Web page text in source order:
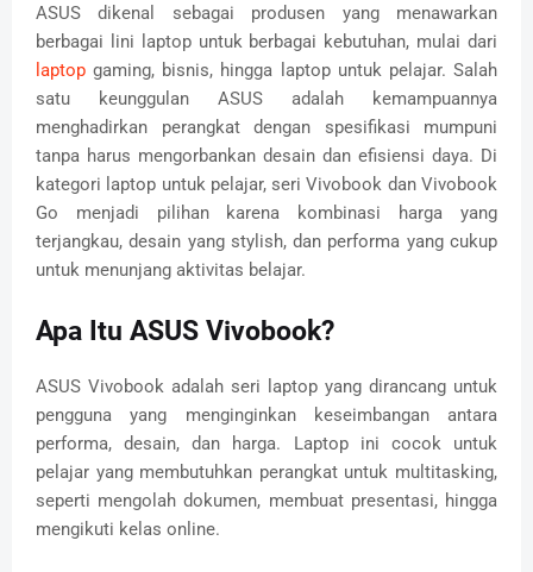
ASUS dikenal sebagai produsen yang menawarkan
berbagai lini laptop untuk berbagai kebutuhan, mulai dari
laptop gaming, bisnis, hingga laptop untuk pelajar. Salah
satu keunggulan ASUS adalah kemampuannya
menghadirkan perangkat dengan spesifikasi mumpuni
tanpa harus mengorbankan desain dan efisiensi daya. Di
kategori laptop untuk pelajar, seri Vivobook dan Vivobook
Go menjadi pilihan karena kombinasi harga yang
terjangkau, desain yang stylish, dan performa yang cukup
untuk menunjang aktivitas belajar.
Apa Itu ASUS Vivobook?
ASUS Vivobook adalah seri laptop yang dirancang untuk
pengguna yang menginginkan keseimbangan antara
performa, desain, dan harga. Laptop ini cocok untuk
pelajar yang membutuhkan perangkat untuk multitasking,
seperti mengolah dokumen, membuat presentasi, hingga
mengikuti kelas online.